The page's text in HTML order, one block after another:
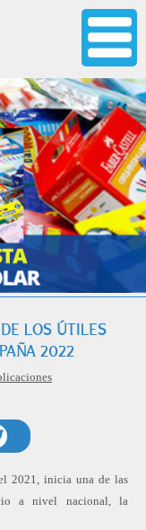
LOS ÚTILES
2022
2021, inicia una de las
a nivel nacional, la